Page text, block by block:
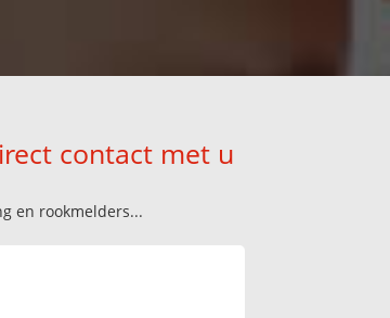
contact met u
en rookmelders...